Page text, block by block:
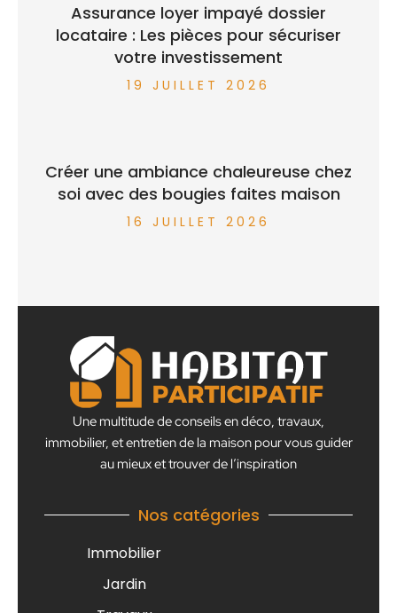
Assurance loyer impayé dossier
locataire : Les pièces pour sécuriser
votre investissement
19 JUILLET 2026
Créer une ambiance chaleureuse chez
soi avec des bougies faites maison
16 JUILLET 2026
Une multitude de conseils en déco, travaux,
immobilier, et entretien de la maison pour vous guider
au mieux et trouver de l’inspiration
Nos catégories
Immobilier
Jardin